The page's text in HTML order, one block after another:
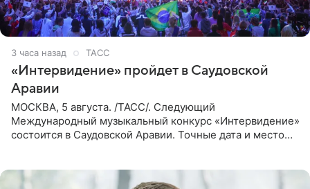
3 часа назад ТАСС
«Интервидение» пройдет в Саудовской
Аравии
МОСКВА, 5 августа. /ТАСС/. Следующий
Международный музыкальный конкурс «Интервидение»
состоится в Саудовской Аравии. Точные дата и место